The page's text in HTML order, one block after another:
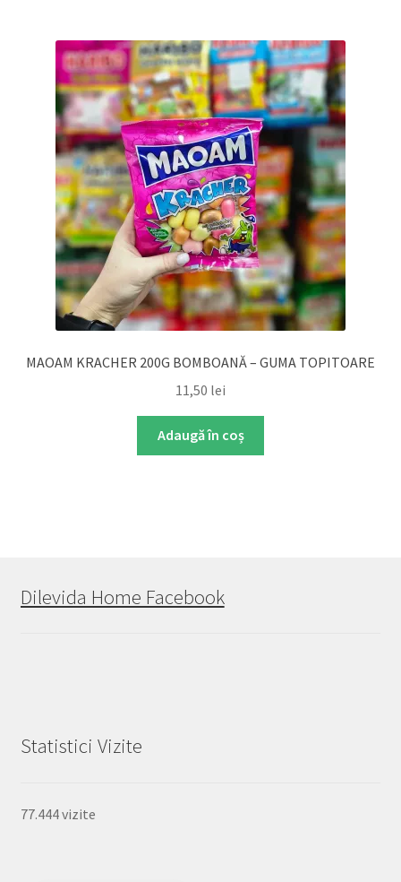
MAOAM KRACHER 200G BOMBOANĂ – GUMA TOPITOARE
11,50 lei
Adaugă în coș
Dilevida Home Facebook
Statistici Vizite
77.444 vizite